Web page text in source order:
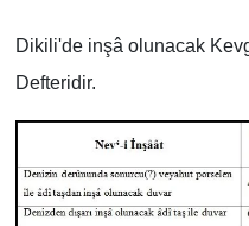
Dikili'de inşâ olunacak
Defteridir.